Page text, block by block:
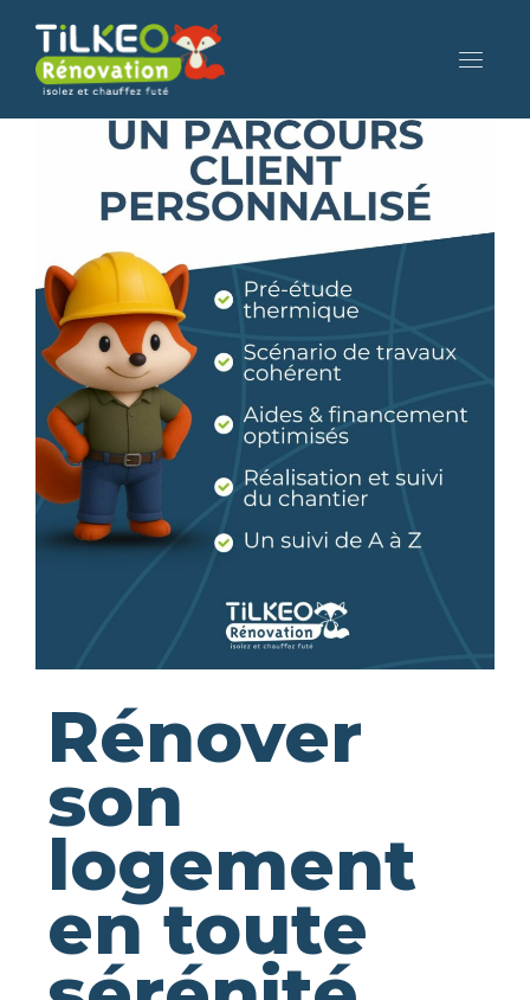
Rénover
son
logement
en toute